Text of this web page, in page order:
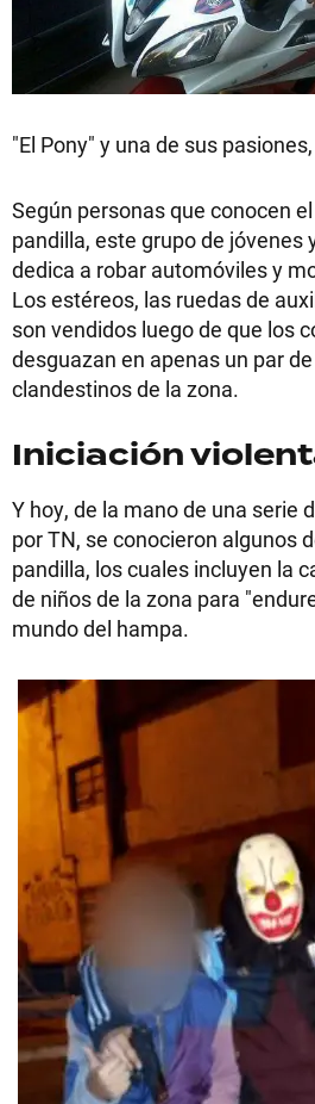
"El Pony" y una de sus
Según personas que conocen
pandilla, este grupo de jóvenes
dedica a robar automóviles y
Los estéreos, las ruedas de
son vendidos luego de que los
desguazan en apenas un par
clandestinos de la zona.
Iniciación
Y hoy, de la mano de una serie
por TN, se conocieron algunos
pandilla, los cuales incluyen la
de niños de la zona para
mundo del hampa.